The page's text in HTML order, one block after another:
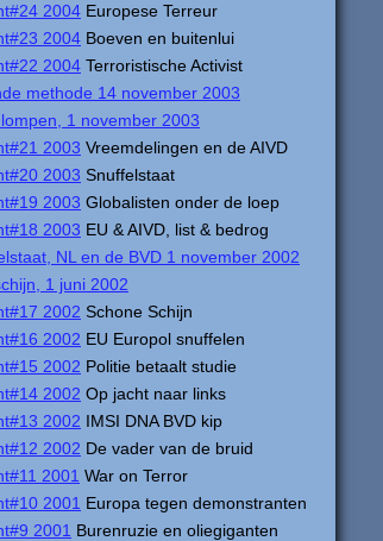
2004 Europese Terreur
2004 Boeven en buitenlui
2004 Terroristische Activist
methode 14 november 2003
1 november 2003
2003 Vreemdelingen en de AIVD
2003 Snuffelstaat
2003 Globalisten onder de loep
2003 EU & AIVD, list & bedrog
NL en de BVD 1 november 2002
1 juni 2002
2002 Schone Schijn
2002 EU Europol snuffelen
2002 Politie betaalt studie
2002 Op jacht naar links
2002 IMSI DNA BVD kip
2002 De vader van de bruid
2001 War on Terror
2001 Europa tegen demonstranten
2001 Burenruzie en oliegiganten